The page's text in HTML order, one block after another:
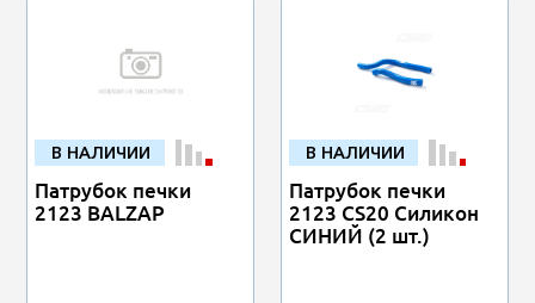
В НАЛИЧИИ
Патрубок печки
2123 BALZAP
В НАЛИЧИИ
Патрубок печки
2123 CS20 Силикон
СИНИЙ (2 шт.)